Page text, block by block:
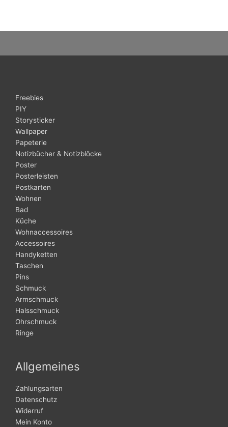
Freebies
PIY
Storysticker
Wallpaper
Papeterie
Notizbücher & Notizblöcke
Poster
Posterleisten
Postkarten
Wohnen
Bad
Küche
Wohnaccessoires
Accessoires
Handyketten
Taschen
Pins
Schmuck
Armschmuck
Halsschmuck
Ohrschmuck
Ringe
Allgemeines
Zahlungsarten
Datenschutz
Widerruf
Mein Konto